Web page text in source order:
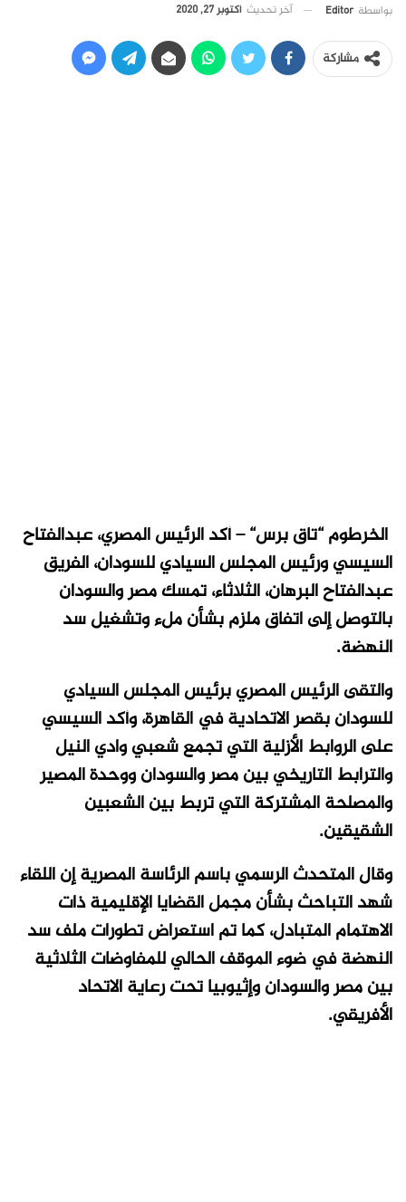
بواسطة Editor آخر تحديث أكتوبر 27, 2020
مشاركة
الخرطوم “تاق برس“ – أكد الرئيس المصري، عبدالفتاح
السيسي ورئيس المجلس السيادي للسودان، الفريق
عبدالفتاح البرهان، الثلاثاء، تمسك مصر والسودان
بالتوصل إلى اتفاق ملزم بشأن ملء وتشغيل سد
النهضة.
والتقى الرئيس المصري برئيس المجلس السيادي
للسودان بقصر الاتحادية في القاهرة، وأكد السيسي
على الروابط الأزلية التي تجمع شعبي وادي النيل
والترابط التاريخي بين مصر والسودان ووحدة المصير
والمصلحة المشتركة التي تربط بين الشعبين
الشقيقين.
وقال المتحدث الرسمي باسم الرئاسة المصرية إن اللقاء
شهد التباحث بشأن مجمل القضايا الإقليمية ذات
الاهتمام المتبادل، كما تم استعراض تطورات ملف سد
النهضة في ضوء الموقف الحالي للمفاوضات الثلاثية
بين مصر والسودان وإثيوبيا تحت رعاية الاتحاد
الأفريقي.